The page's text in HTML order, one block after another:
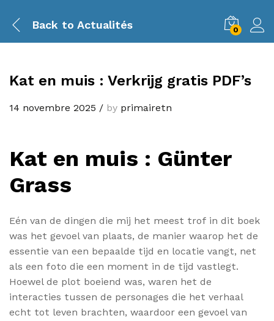
Back to Actualités 0
Kat en muis : Verkrijg gratis PDF’s
14 novembre 2025 / by primairetn
Kat en muis : Günter
Grass
Eén van de dingen die mij het meest trof in dit boek
was het gevoel van plaats, de manier waarop het de
essentie van een bepaalde tijd en locatie vangt, net
als een foto die een moment in de tijd vastlegt.
Hoewel de plot boeiend was, waren het de
interacties tussen de personages die het verhaal
echt tot leven brachten, waardoor een gevoel van